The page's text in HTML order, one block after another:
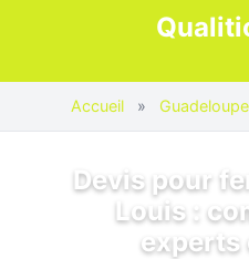
Accueil » Guadeloupe
Devis pour
Louis :
experts